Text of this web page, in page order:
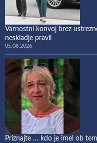
Varnostni konvoj brez
neskladje pravil
05.08.2026
Priznajte … kdo je imel ob